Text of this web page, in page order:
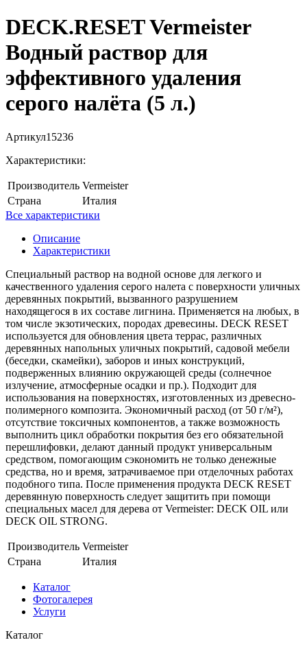
DECK.RESET Vermeister
Водный раствор для
эффективного удаления
серого налёта (5 л.)
Артикул15236
Характеристики:
Производитель Vermeister
Страна
Италия
Все характеристики
Описание
Характеристики
Специальный раствор на водной основе для легкого и
качественного удаления серого налета с поверхности уличных
деревянных покрытий, вызванного разрушением
находящегося в их составе лигнина. Применяется на любых, в
том числе экзотических, породах древесины. DECK RESET
используется для обновления цвета террас, различных
деревянных напольных уличных покрытий, садовой мебели
(беседки, скамейки), заборов и иных конструкций,
подверженных влиянию окружающей среды (солнечное
излучение, атмосферные осадки и пр.). Подходит для
использования на поверхностях, изготовленных из древесно-
полимерного композита. Экономичный расход (от 50 г/м²),
отсутствие токсичных компонентов, а также возможность
выполнить цикл обработки покрытия без его обязательной
перешлифовки, делают данный продукт универсальным
средством, помогающим сэкономить не только денежные
средства, но и время, затрачиваемое при отделочных работах
подобного типа. После применения продукта DECK RESET
деревянную поверхность следует защитить при помощи
специальных масел для дерева от Vermeister: DECK OIL или
DECK OIL STRONG.
Производитель Vermeister
Страна
Италия
Каталог
Фотогалерея
Услуги
Каталог